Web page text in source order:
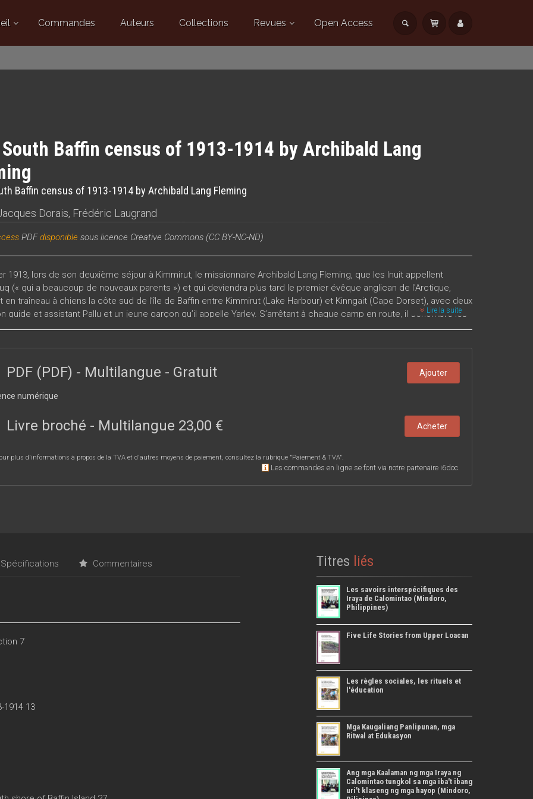
Commandes Auteurs Collections Revues Open Access
Baffin census of 1913-1914 by Archibald Lang
Baffin census of 1913-1914 by Archibald Lang Fleming
Dorais, Frédéric Laugrand
PDFdisponible sous licence Creative Commons (CC BY-NC-ND)
1913, lors de son deuxième séjour à Kimmirut, le missionnaire Archibald Lang Fleming, que les Inuit appellent
(« qui a beaucoup de nouveaux parents ») et qui deviendra plus tard le premier évêque anglican de l'Arctique,
en traîneau à chiens la côte sud de l’île de Baffin entre Kimmirut (Lake Harbour) et Kinngait (Cape Dorset), avec deux
guide et assistant Pallu et un jeune garçon qu’il appelle Yarley. S’arrêtant à chaque camp en route, il dénombre les
qui y vivent en identifiant les maisonnées auxquelles elles appartiennent. Fleming note aussi le nom et le sexe de
après un bref texte introductoire sur l’histoire et le format du recensement, on trouvera celui-ci in extenso,
en orthographe standard dans la mesure où nous avons pu déchiffrer l’épellation de Fleming. Le document se
par une section expliquant le contexte plus général du séjour de Fleming à Kimmirut au début du 20e siècle, ainsi
Lire la suite
PDF (PDF) - Multilangue - Gratuit Ajouter
numérique
Livre broché - Multilangue 23,00 € Acheter
plus d'informations à propos de la TVA et d'autres moyens de paiement, consultez la rubrique "Paiement & TVA".
Les commandes en ligne se font via notre partenaire i6doc.
Spécifications Commentaires
7
1914 13
Titres liés
Les savoirs interspécifiques des
Iraya de Calomintao (Mindoro,
Philippines)
Five Life Stories from Upper Loacan
Les règles sociales, les rituels et
l'éducation
Mga Kaugaliang Panlipunan, mga
Ritwal at Edukasyon
Ang mga Kaalaman ng mga Iraya ng
Calomintao tungkol sa mga iba't ibang
uri't klaseng ng mga hayop (Mindoro,